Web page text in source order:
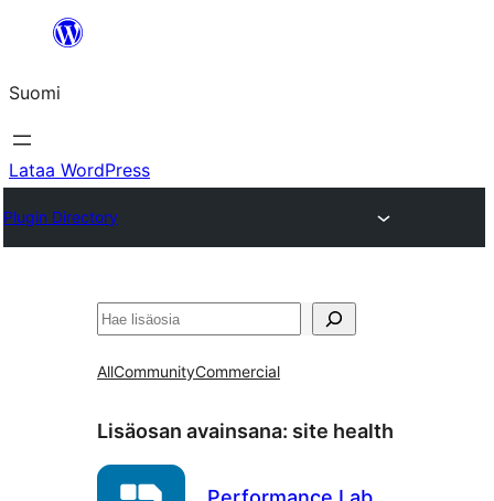
Suomi
Lataa WordPress
Plugin Directory
Etsi
AllCommunityCommercial
Lisäosan avainsana: site health